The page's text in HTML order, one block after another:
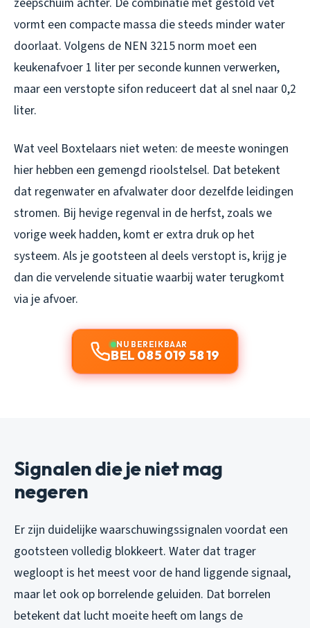
vormt een compacte massa die steeds minder water
doorlaat. Volgens de NEN 3215 norm moet een
keukenafvoer 1 liter per seconde kunnen verwerken,
maar een verstopte sifon reduceert dat al snel naar 0,2
liter.
Wat veel Boxtelaars niet weten: de meeste woningen
hier hebben een gemengd rioolstelsel. Dat betekent
dat regenwater en afvalwater door dezelfde leidingen
stromen. Bij hevige regenval in de herfst, zoals we
vorige week hadden, komt er extra druk op het
systeem. Als je gootsteen al deels verstopt is, krijg je
dan die vervelende situatie waarbij water terugkomt
via je afvoer.
NU BEREIKBAAR
BEL 085 019 58 19
Signalen die je niet mag
negeren
Er zijn duidelijke waarschuwingssignalen voordat een
gootsteen volledig blokkeert. Water dat trager
wegloopt is het meest voor de hand liggende signaal,
maar let ook op borrelende geluiden. Dat borrelen
betekent dat lucht moeite heeft om langs de